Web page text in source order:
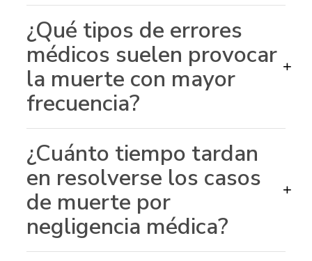
¿Qué tipos de errores
médicos suelen provocar
la muerte con mayor
frecuencia?
+
¿Cuánto tiempo tardan
en resolverse los casos
de muerte por
negligencia médica?
+